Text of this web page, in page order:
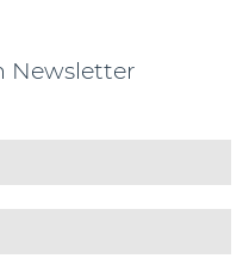
Newsletter